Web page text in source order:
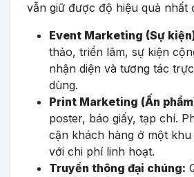
vẫn giữ được độ hiệu quả nhất
Event Marketing (Sự
thảo, triển lãm, sự kiện
nhận diện và tương tác
dùng.
Print Marketing (Ấn
poster, báo giấy, tạp chí.
cận khách hàng ở một
với chi phí linh hoạt.
Truyền thông đại chúng: